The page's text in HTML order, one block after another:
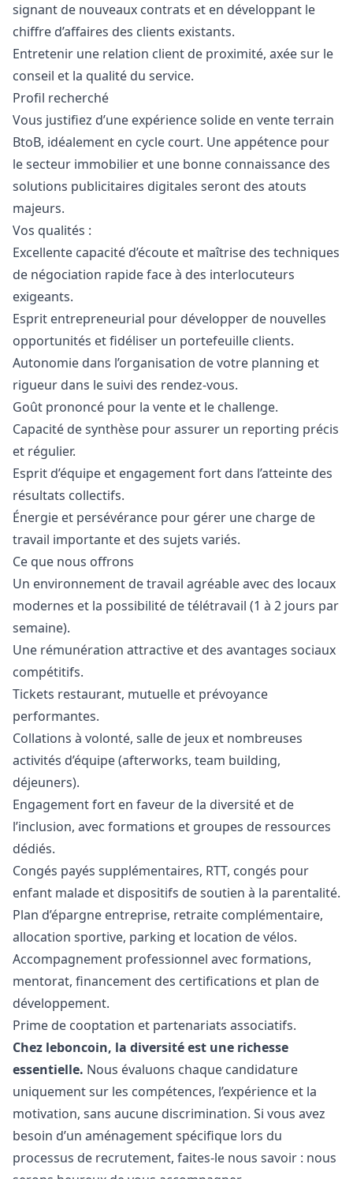
signant de nouveaux contrats et en développant le
chiffre d’affaires des clients existants.
Entretenir une relation client de proximité, axée sur le
conseil et la qualité du service.
Profil recherché
Vous justifiez d’une expérience solide en vente terrain
BtoB, idéalement en cycle court. Une appétence pour
le secteur immobilier et une bonne connaissance des
solutions publicitaires digitales seront des atouts
majeurs.
Vos qualités :
Excellente capacité d’écoute et maîtrise des techniques
de négociation rapide face à des interlocuteurs
exigeants.
Esprit entrepreneurial pour développer de nouvelles
opportunités et fidéliser un portefeuille clients.
Autonomie dans l’organisation de votre planning et
rigueur dans le suivi des rendez-vous.
Goût prononcé pour la vente et le challenge.
Capacité de synthèse pour assurer un reporting précis
et régulier.
Esprit d’équipe et engagement fort dans l’atteinte des
résultats collectifs.
Énergie et persévérance pour gérer une charge de
travail importante et des sujets variés.
Ce que nous offrons
Un environnement de travail agréable avec des locaux
modernes et la possibilité de télétravail (1 à 2 jours par
semaine).
Une rémunération attractive et des avantages sociaux
compétitifs.
Tickets restaurant, mutuelle et prévoyance
performantes.
Collations à volonté, salle de jeux et nombreuses
activités d’équipe (afterworks, team building,
déjeuners).
Engagement fort en faveur de la diversité et de
l’inclusion, avec formations et groupes de ressources
dédiés.
Congés payés supplémentaires, RTT, congés pour
enfant malade et dispositifs de soutien à la parentalité.
Plan d’épargne entreprise, retraite complémentaire,
allocation sportive, parking et location de vélos.
Accompagnement professionnel avec formations,
mentorat, financement des certifications et plan de
développement.
Prime de cooptation et partenariats associatifs.
Chez leboncoin, la diversité est une richesse
essentielle. Nous évaluons chaque candidature
uniquement sur les compétences, l’expérience et la
motivation, sans aucune discrimination. Si vous avez
besoin d’un aménagement spécifique lors du
processus de recrutement, faites-le nous savoir : nous